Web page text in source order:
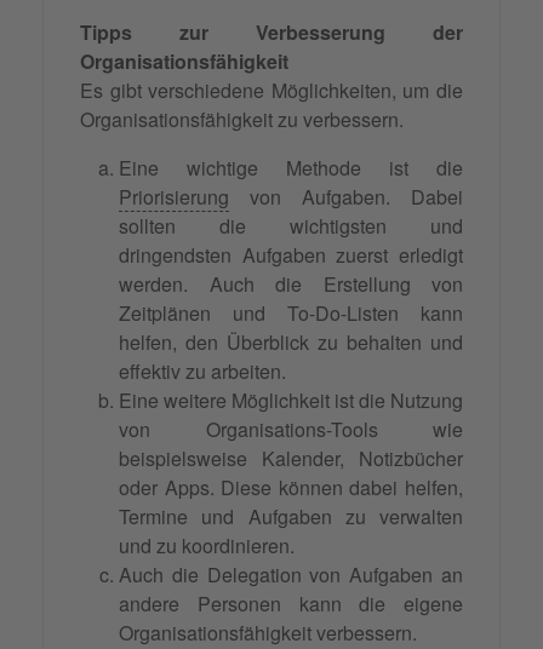
Tipps zur Verbesserung der
Organisationsfähigkeit
Es gibt verschiedene Möglichkeiten, um die
Organisationsfähigkeit zu verbessern.
Eine wichtige Methode ist die
Priorisierung von Aufgaben. Dabei
sollten die wichtigsten und
dringendsten Aufgaben zuerst erledigt
werden. Auch die Erstellung von
Zeitplänen und To-Do-Listen kann
helfen, den Überblick zu behalten und
effektiv zu arbeiten.
Eine weitere Möglichkeit ist die Nutzung
von Organisations-Tools wie
beispielsweise Kalender, Notizbücher
oder Apps. Diese können dabei helfen,
Termine und Aufgaben zu verwalten
und zu koordinieren.
Auch die Delegation von Aufgaben an
andere Personen kann die eigene
Organisationsfähigkeit verbessern.